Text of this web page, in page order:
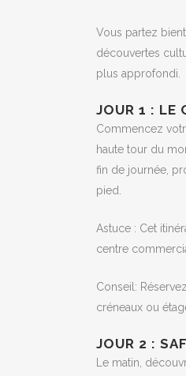
Vous partez
découvertes
plus approfondi.
JOUR 1 : LE
Commencez
haute tour du
fin de journée,
pied.
Astuce : Cet
centre
Conseil:
créneaux ou
JOUR 2 :
Le matin,